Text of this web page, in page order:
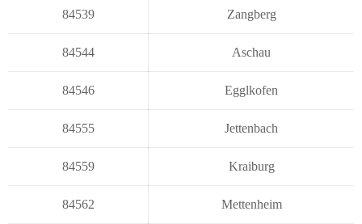
84539 Zangberg
84544 Aschau
84546 Egglkofen
84555 Jettenbach
84559 Kraiburg
84562 Mettenheim